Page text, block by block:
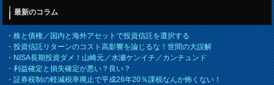
最新のコラム
・株と債権／国内と海外アセットで投資信託を選択する
・投資信託リターンのコスト高影響を論じるな！世間の大誤解
・NISA長期投資ダメ！山崎元／水瀬ケンイチ／カンチュンド
・利益確定と損失確定が悪い？良い？
・証券税制の軽減税率廃止で平成26年20％課税なんか怖くない！